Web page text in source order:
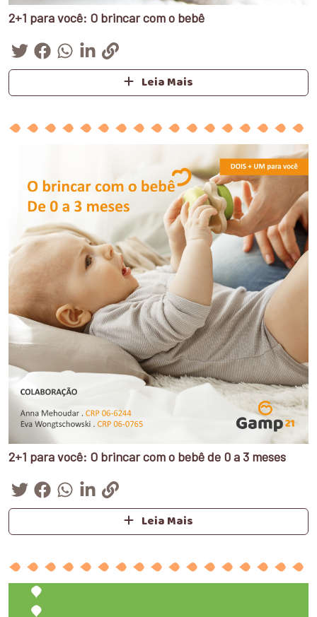
2+1 para você: O brincar com o bebê
Leia Mais
2+1 para você: O brincar com o bebê de 0 a 3 meses
Leia Mais